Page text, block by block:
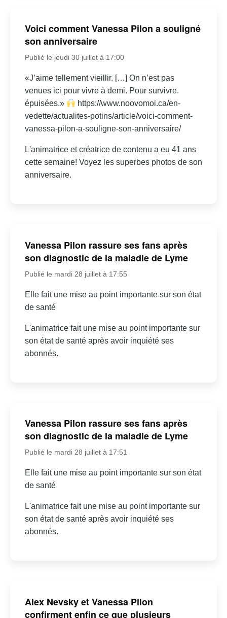
Voici comment Vanessa Pilon a souligné
son anniversaire
Publié le jeudi 30 juillet à 17:00
«J’aime tellement vieillir. […] On n’est pas
venues ici pour vivre à demi. Pour survivre.
épuisées.»
https://www.noovomoi.ca/en-
vedette/actualites-potins/article/voici-comment-
vanessa-pilon-a-souligne-son-anniversaire/
L'animatrice et créatrice de contenu a eu 41 ans
cette semaine! Voyez les superbes photos de son
anniversaire.
Vanessa Pilon rassure ses fans après
son diagnostic de la maladie de Lyme
Publié le mardi 28 juillet à 17:55
Elle fait une mise au point importante sur son état
de santé
L'animatrice fait une mise au point importante sur
son état de santé après avoir inquiété ses
abonnés.
Vanessa Pilon rassure ses fans après
son diagnostic de la maladie de Lyme
Publié le mardi 28 juillet à 17:51
Elle fait une mise au point importante sur son état
de santé
L'animatrice fait une mise au point importante sur
son état de santé après avoir inquiété ses
abonnés.
Alex Nevsky et Vanessa Pilon
confirment enfin ce que plusieurs